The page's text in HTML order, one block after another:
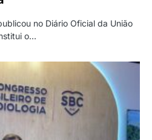
no Diário Oficial da União
o…